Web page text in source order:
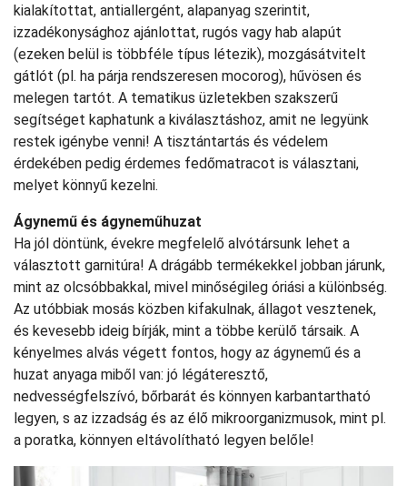
kialakítottat, antiallergént, alapanyag szerintit,
izzadékonysághoz ajánlottat, rugós vagy hab alapút
(ezeken belül is többféle típus létezik), mozgásátvitelt
gátlót (pl. ha párja rendszeresen mocorog), hűvösen és
melegen tartót. A tematikus üzletekben szakszerű
segítséget kaphatunk a kiválasztáshoz, amit ne legyünk
restek igénybe venni! A tisztántartás és védelem
érdekében pedig érdemes fedőmatracot is választani,
melyet könnyű kezelni.
Ágynemű és ágyneműhuzat
Ha jól döntünk, évekre megfelelő alvótársunk lehet a
választott garnitúra! A drágább termékekkel jobban járunk,
mint az olcsóbbakkal, mivel minőségileg óriási a különbség.
Az utóbbiak mosás közben kifakulnak, állagot vesztenek,
és kevesebb ideig bírják, mint a többe kerülő társaik. A
kényelmes alvás végett fontos, hogy az ágynemű és a
huzat anyaga miből van: jó légáteresztő,
nedvességfelszívó, bőrbarát és könnyen karbantartható
legyen, s az izzadság és az élő mikroorganizmusok, mint pl.
a poratka, könnyen eltávolítható legyen belőle!